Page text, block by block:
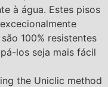
à água. Estes pisos
100% resistentes
los seja mais fácil
the Uniclic method